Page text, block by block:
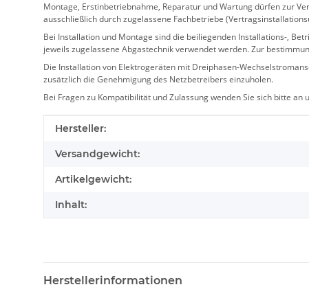
Montage, Erstinbetriebnahme, Reparatur und Wartung dürfen zur
ausschließlich durch zugelassene Fachbetriebe
Bei Installation und Montage sind die beiliegenden Installations-,
jeweils zugelassene Abgastechnik verwendet werden. Zur
Die Installation von Elektrogeräten mit Dreiphasen-
zusätzlich die Genehmigung des Netzbetreibers einzuholen.
Bei Fragen zu Kompatibilität und Zulassung wenden Sie sich bitte an
Produkteigenschaft
Wert
Hersteller:
Versandgewicht:
Artikelgewicht:
Inhalt:
Herstellerinformationen